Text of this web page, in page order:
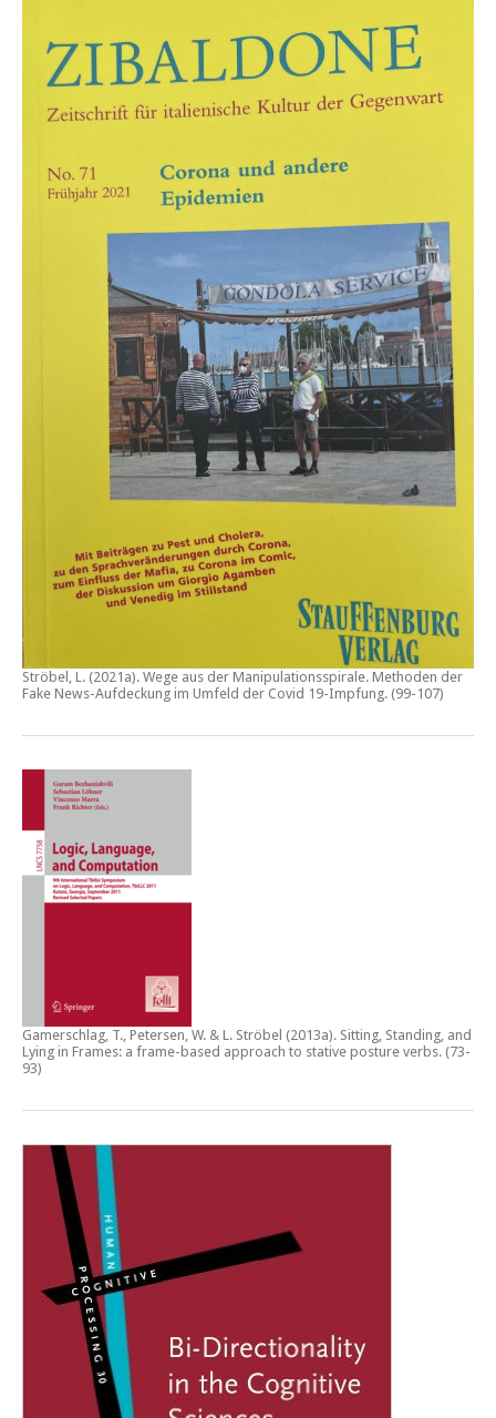
Ströbel, L. (2021a). Wege aus der Manipulationsspirale. Methoden der
Fake News-Aufdeckung im Umfeld der Covid 19-Impfung. (99-107)
Gamerschlag, T., Petersen, W. & L. Ströbel (2013a). Sitting, Standing, and
Lying in Frames: a frame-based approach to stative posture verbs. (73-
93)